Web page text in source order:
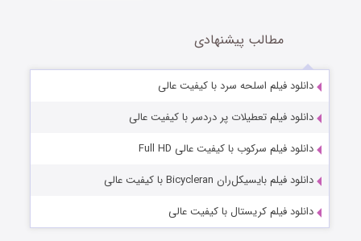
مطالب پیشنهادی
دانلود فیلم اسلحه سرد با کیفیت عالی
دانلود فیلم تعطیلات پر دردسر با کیفیت عالی
دانلود فیلم سرکوب با کیفیت عالی Full HD
دانلود فیلم بایسیکل‌ران Bicycleran با کیفیت عالی
دانلود فیلم کریستال با کیفیت عالی